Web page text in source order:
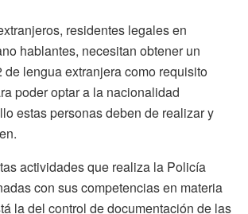
residentes legales en
hablantes, necesitan obtener un
lengua extranjera como requisito
poder optar a la nacionalidad
estas personas deben de realizar y
actividades que realiza la Policía
con sus competencias en materia
la del control de documentación de las